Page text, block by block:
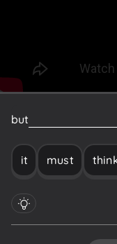
but
it must